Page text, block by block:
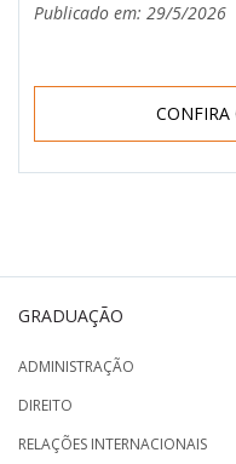
Publicado em: 29/5/2026
CONFIRA
GRADUAÇÃO
ADMINISTRAÇÃO
DIREITO
RELAÇÕES INTERNACIONAIS